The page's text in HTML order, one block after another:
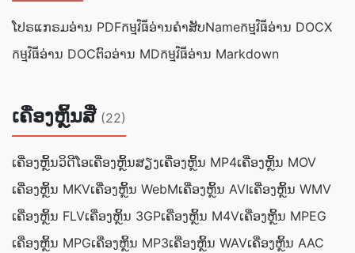
ໂປຣແກຣມອ່ານ PDFកម្មវិធី​ອ່ານ​ຄຳ​ສັບNameកម្មវិធី​ອ່ານ DOCX
កម្មវិធី​ອ່ານ DOCຕົວອ່ານ MDកម្មវិធី​ອ່ານ Markdown
ເຄື່ອງຫຼິ້ນສື່ (22)
ເຄື່ອງຫຼິ້ນວິດີໂອເຄື່ອງຫຼິ້ນສຽງເຄື່ອງຫຼິ້ນ MP4ເຄື່ອງຫຼິ້ນ MOV
ເຄື່ອງຫຼິ້ນ MKVເຄື່ອງຫຼິ້ນ WebMເຄື່ອງຫຼິ້ນ AVIເຄື່ອງຫຼິ້ນ WMV
ເຄື່ອງຫຼິ້ນ FLVເຄື່ອງຫຼິ້ນ 3GPເຄື່ອງຫຼິ້ນ M4Vເຄື່ອງຫຼິ້ນ MPEG
ເຄື່ອງຫຼິ້ນ MPGເຄື່ອງຫຼິ້ນ MP3ເຄື່ອງຫຼິ້ນ WAVເຄື່ອງຫຼິ້ນ AAC